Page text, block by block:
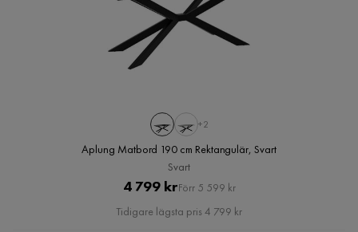
+2
Aplung Matbord 190 cm Rektangulär, Svart
Svart
Pris
4 799 krOriginal
Pris
Förr 5 599 kr
Tidigare lägsta pris 4 799 kr